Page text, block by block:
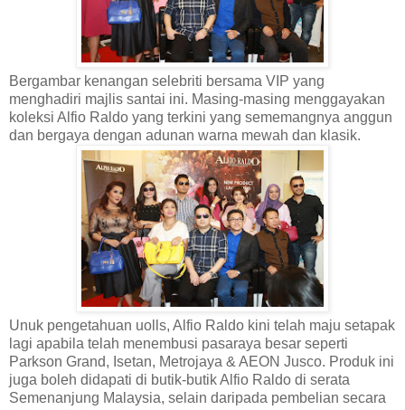
Bergambar kenangan selebriti bersama VIP yang
menghadiri majlis santai ini. Masing-masing menggayakan
koleksi Alfio Raldo yang terkini yang sememangnya anggun
dan bergaya dengan adunan warna mewah dan klasik.
Unuk pengetahuan uolls, Alfio Raldo kini telah maju setapak
lagi apabila telah menembusi pasaraya besar seperti
Parkson Grand, Isetan, Metrojaya & AEON Jusco. Produk ini
juga boleh didapati di butik-butik Alfio Raldo di serata
Semenanjung Malaysia, selain daripada pembelian secara